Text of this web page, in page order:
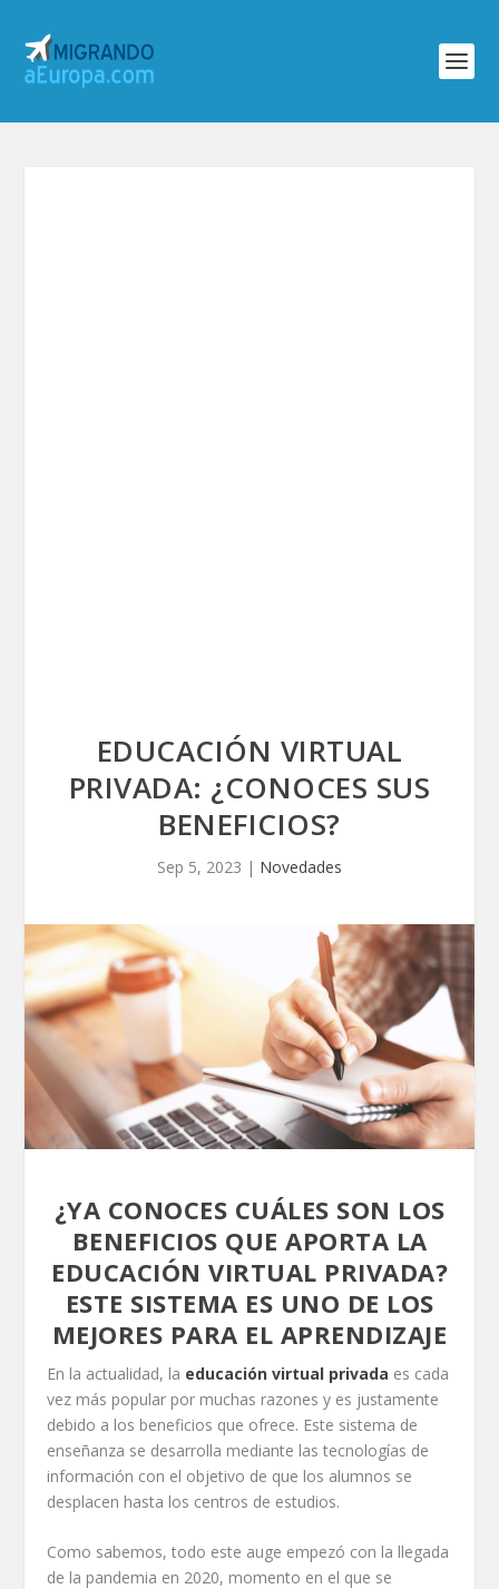
EDUCACIÓN VIRTUAL
PRIVADA: ¿CONOCES SUS
BENEFICIOS?
Sep 5, 2023 | Novedades
¿YA CONOCES CUÁLES SON LOS
BENEFICIOS QUE APORTA LA
EDUCACIÓN VIRTUAL PRIVADA?
ESTE SISTEMA ES UNO DE LOS
MEJORES PARA EL APRENDIZAJE
En la actualidad, la educación virtual privada es cada
vez más popular por muchas razones y es justamente
debido a los beneficios que ofrece. Este sistema de
enseñanza se desarrolla mediante las tecnologías de
información con el objetivo de que los alumnos se
desplacen hasta los centros de estudios.
Como sabemos, todo este auge empezó con la llegada
de la pandemia en 2020, momento en el que se